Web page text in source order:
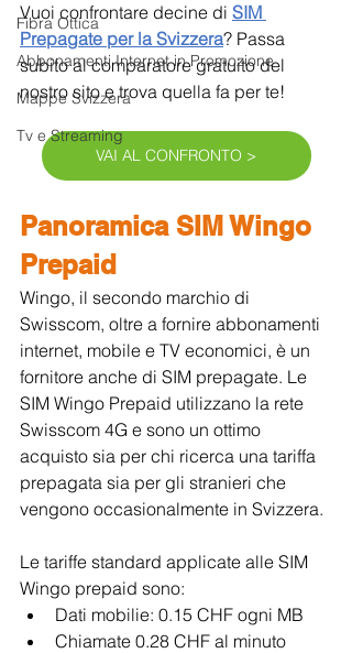
Fibra Ottica
Abbonamenti Internet in Promozione
Mappe Svizzera
Tv e Streaming
Vuoi confrontare decine di SIM
Prepagate per la Svizzera? Passa
subito al comparatore gratuito del
nostro sito e trova quella fa per te!
VAI AL CONFRONTO >
Panoramica SIM Wingo
Prepaid
Wingo, il secondo marchio di
Swisscom, oltre a fornire abbonamenti
internet, mobile e TV economici, è un
fornitore anche di SIM prepagate. Le
SIM Wingo Prepaid utilizzano la rete
Swisscom 4G e sono un ottimo
acquisto sia per chi ricerca una tariffa
prepagata sia per gli stranieri che
vengono occasionalmente in Svizzera.
Le tariffe standard applicate alle SIM
Wingo prepaid sono:
Dati mobilie: 0.15 CHF ogni MB
Chiamate 0.28 CHF al minuto